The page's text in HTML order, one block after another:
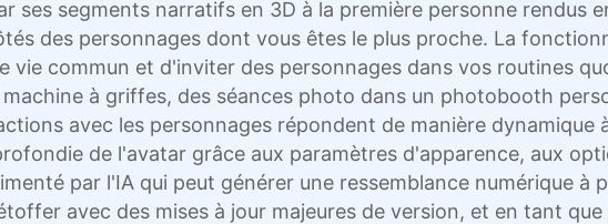
ses segments narratifs en 3D à la première personne
des personnages dont vous êtes le plus proche. La
vie commun et d'inviter des personnages dans vos routines
à griffes, des séances photo dans un photobooth
avec les personnages répondent de manière dynamique
de l'avatar grâce aux paramètres d'apparence, aux
par l'IA qui peut générer une ressemblance numérique
avec des mises à jour majeures de version, et en tant